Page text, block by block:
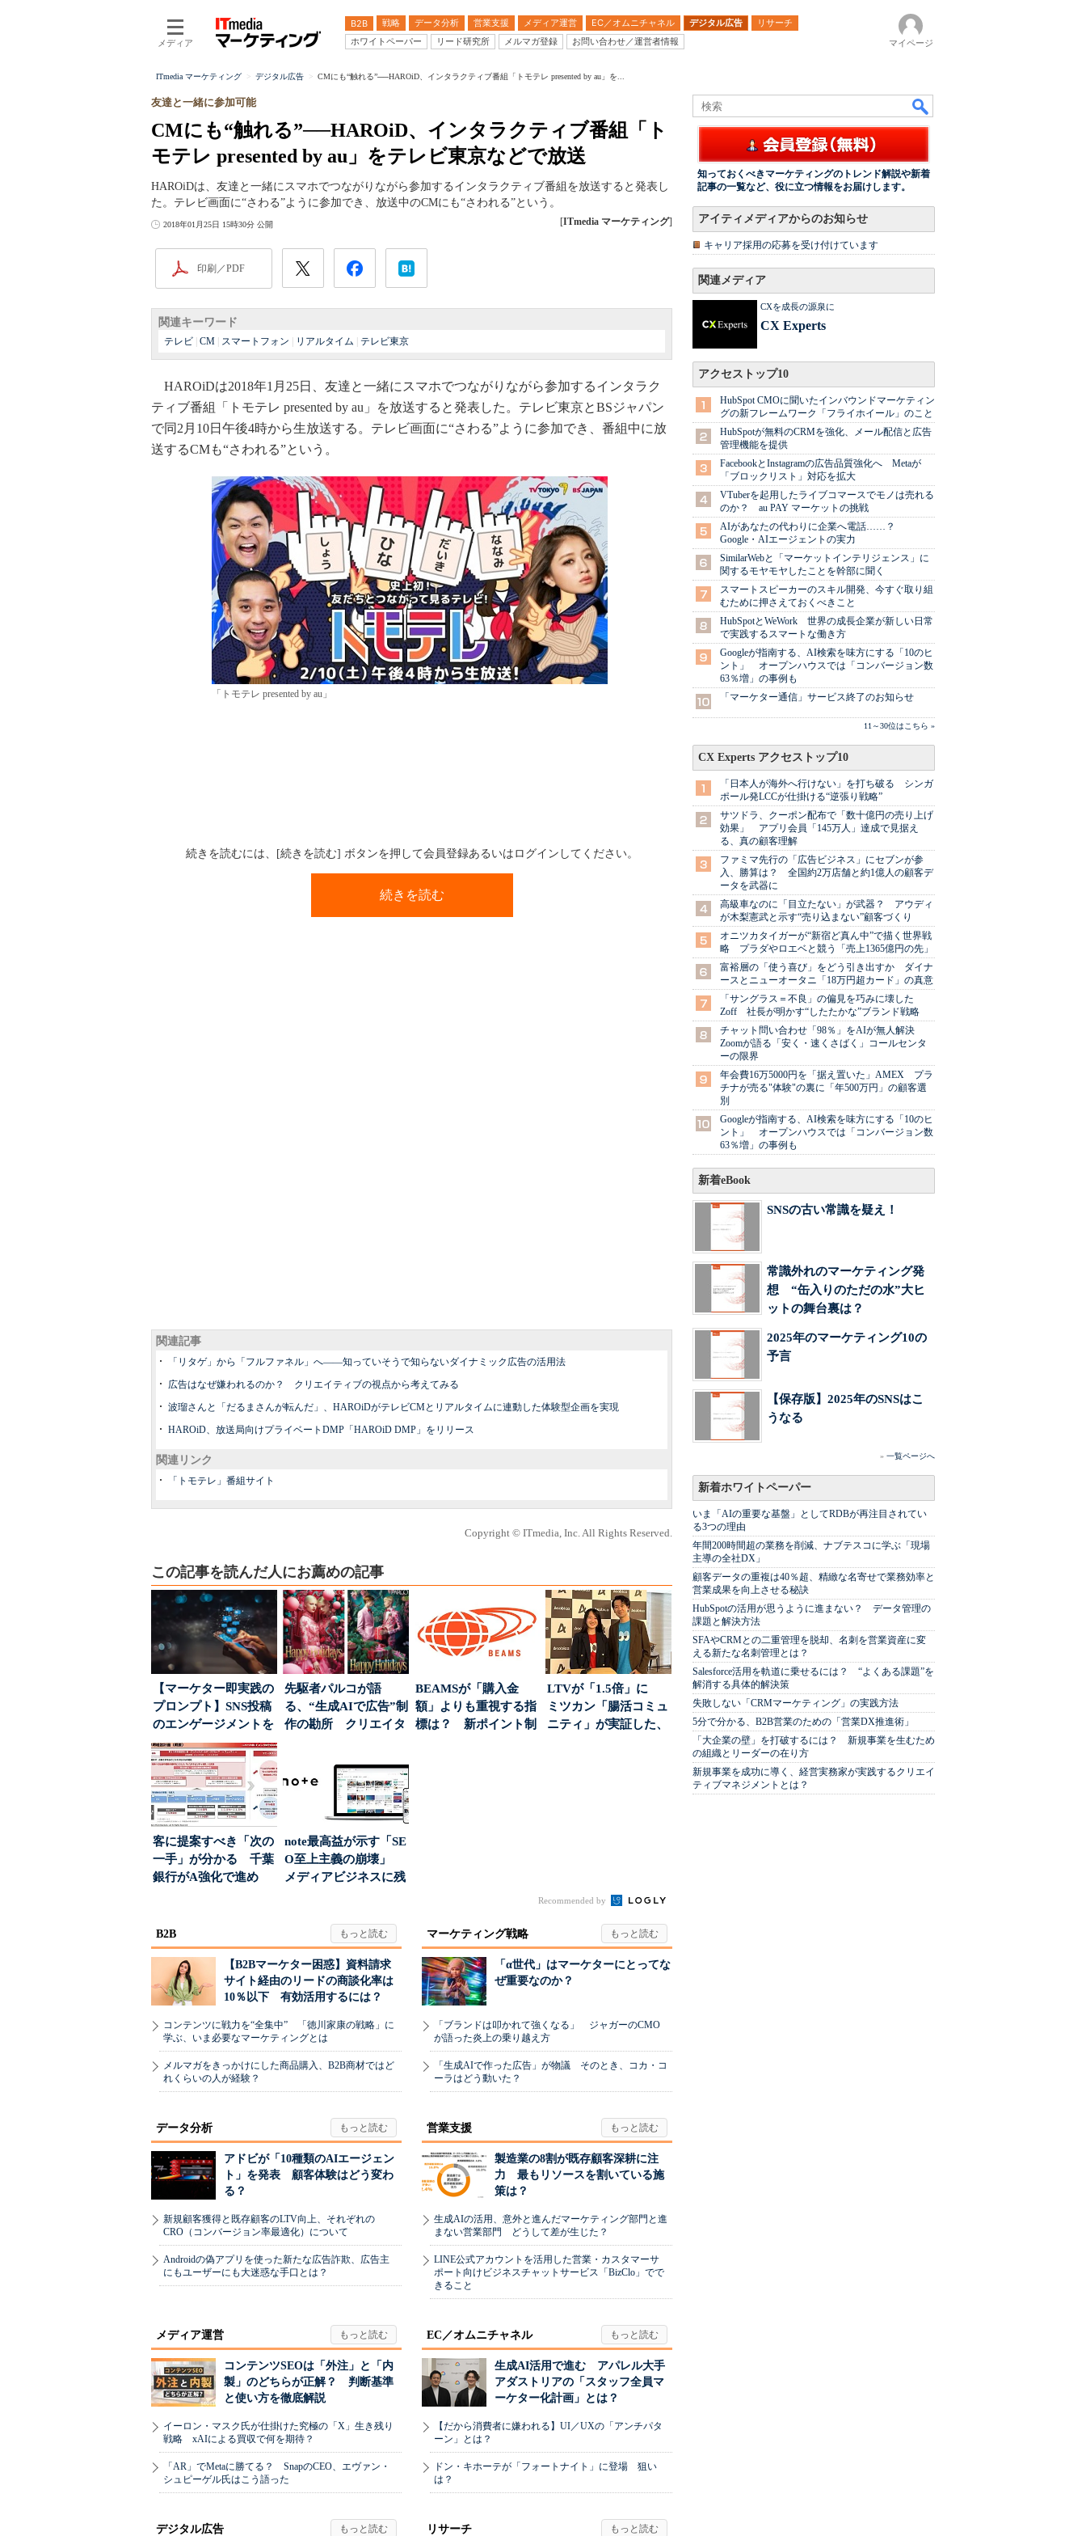
メディア
B2B 戦略 データ分析 営業支援 メディア運営 EC／オムニチャネル デジタル広告
リサーチ
ホワイトペーパー
リード研究所 メルマガ登録 お問い合わせ／運営者情報 マイページ
ITmedia マーケティング デジタル広告 CMにも“触れる”──HAROiD、インタラクティブ番組「トモテレ presented by au」を...
CMにも“触れる”──HAROiD、インタラクティブ番組「ト
モテレ presented by au」をテレビ東京などで放送
友達と一緒に参加可能
HAROiDは、友達と一緒にスマホでつながりながら参加するインタラクティブ番組を放送すると発表し
た。テレビ画面に“さわる”ように参加でき、放送中のCMにも“さわれる”という。
2018年01月25日 15時30分 公開 [ITmedia マーケティング]
印刷／PDF
関連キーワード
テレビ CM スマートフォン リアルタイム テレビ東京
HAROiDは2018年1月25日、友達と一緒にスマホでつながりながら参加するインタラク
ティブ番組「トモテレ presented by au」を放送すると発表した。テレビ東京とBSジャパン
で同2月10日午後4時から生放送する。テレビ画面に“さわる”ように参加でき、番組中に放
送するCMも“さわれる”という。
「トモテレ presented by au」
続きを読むには、[続きを読む] ボタンを押して会員登録あるいはログインしてください。
続きを読む
関連記事
「リタゲ」から「フルファネル」へ――知っていそうで知らないダイナミック広告の活用法
広告はなぜ嫌われるのか？ クリエイティブの視点から考えてみる
波瑠さんと「だるまさんが転んだ」、HAROiDがテレビCMとリアルタイムに連動した体験型企画を実現
HAROiD、放送局向けプライベートDMP「HAROiD DMP」をリリース
関連リンク
「トモテレ」番組サイト
Copyright © ITmedia, Inc. All Rights Reserved.
この記事を読んだ人にお薦めの記事
【マーケター即実践の
プロンプト】SNS投稿
のエンゲージメントを
高めるAI活用、ポ...
先駆者パルコが語
る、“生成AIで広告”制
作の勘所 クリエイタ
BEAMSが「購入金
額」よりも重視する指
標は？ 新ポイント制
LTVが「1.5倍」に
ミツカン「腸活コミュ
ニティ」が実証した、
客に提案すべき「次の
一手」が分かる 千葉
銀行がA強化で進め
note最高益が示す「SE
O至上主義の崩壊」
メディアビジネスに残
Recommended by
B2B
【B2Bマーケター困惑】資料請求
サイト経由のリードの商談化率は
10％以下 有効活用するには？
コンテンツに戦力を“全集中” 「徳川家康の戦略」に
学ぶ、いま必要なマーケティングとは
メルマガをきっかけにした商品購入、B2B商材ではど
れくらいの人が経験？
マーケティング戦略
「α世代」はマーケターにとってな
ぜ重要なのか？
「ブランドは叩かれて強くなる」 ジャガーのCMO
が語った炎上の乗り越え方
「生成AIで作った広告」が物議 そのとき、コカ・コ
ーラはどう動いた？
データ分析
アドビが「10種類のAIエージェン
ト」を発表 顧客体験はどう変わ
る？
新規顧客獲得と既存顧客のLTV向上、それぞれの
CRO（コンバージョン率最適化）について
Androidの偽アプリを使った新たな広告詐欺、広告主
にもユーザーにも大迷惑な手口とは？
営業支援
製造業の8割が既存顧客深耕に注
力 最もリソースを割いている施
策は？
生成AIの活用、意外と進んだマーケティング部門と進
まない営業部門 どうして差が生じた？
LINE公式アカウントを活用した営業・カスタマーサ
ポート向けビジネスチャットサービス「BizClo」でで
きること
メディア運営
コンテンツSEOは「外注」と「内
製」のどちらが正解？ 判断基準
と使い方を徹底解説
イーロン・マスク氏が仕掛けた究極の「X」生き残り
戦略 xAIによる買収で何を期待？
「AR」でMetaに勝てる？ SnapのCEO、エヴァン・
シュピーゲル氏はこう語った
EC／オムニチャネル
生成AI活用で進む アパレル大手
アダストリアの「スタッフ全員マ
ーケター化計画」とは？
【だから消費者に嫌われる】UI／UXの「アンチパタ
ーン」とは？
ドン・キホーテが「フォートナイト」に登場 狙い
は？
デジタル広告 リサーチ
知っておくべきマーケティングのトレンド解説や新着
記事の一覧など、役に立つ情報をお届けします。
アイティメディアからのお知らせ
キャリア採用の応募を受け付けています
関連メディア
CXを成長の源泉に
CX Experts
アクセストップ10
HubSpot CMOに聞いたインバウンドマーケティン
グの新フレームワーク「フライホイール」のこと
HubSpotが無料のCRMを強化、メール配信と広告
管理機能を提供
FacebookとInstagramの広告品質強化へ Metaが
「ブロックリスト」対応を拡大
VTuberを起用したライブコマースでモノは売れる
のか？ au PAY マーケットの挑戦
AIがあなたの代わりに企業へ電話……？
Google・AIエージェントの実力
SimilarWebと「マーケットインテリジェンス」に
関するモヤモヤしたことを幹部に聞く
スマートスピーカーのスキル開発、今すぐ取り組
むために押さえておくべきこと
HubSpotとWeWork 世界の成長企業が新しい日常
で実践するスマートな働き方
Googleが指南する、AI検索を味方にする「10のヒ
ント」 オープンハウスでは「コンバージョン数
63％増」の事例も
「マーケター通信」サービス終了のお知らせ
11～30位はこちら »
CX Experts アクセストップ10
「日本人が海外へ行けない」を打ち破る シンガ
ポール発LCCが仕掛ける“逆張り戦略”
サツドラ、クーポン配布で「数十億円の売り上げ
効果」 アプリ会員「145万人」達成で見据え
る、真の顧客理解
ファミマ先行の「広告ビジネス」にセブンが参
入、勝算は？ 全国約2万店舗と約1億人の顧客デ
ータを武器に
高級車なのに「目立たない」が武器？ アウディ
が木梨憲武と示す“売り込まない”顧客づくり
オニツカタイガーが“新宿ど真ん中”で描く世界戦
略 プラダやロエベと競う「売上1365億円の先」
富裕層の「使う喜び」をどう引き出すか ダイナ
ースとニューオータニ「18万円超カード」の真意
「サングラス＝不良」の偏見を巧みに壊した
Zoff 社長が明かす“したたかな”ブランド戦略
チャット問い合わせ「98％」をAIが無人解決
Zoomが語る「安く・速くさばく」コールセンタ
ーの限界
年会費16万5000円を「据え置いた」AMEX プラ
チナが売る"体験"の裏に「年500万円」の顧客選
別
Googleが指南する、AI検索を味方にする「10のヒ
ント」 オープンハウスでは「コンバージョン数
63％増」の事例も
新着eBook
SNSの古い常識を疑え！
常識外れのマーケティング発
想 “缶入りのただの水”大ヒ
ットの舞台裏は？
2025年のマーケティング10の
予言
【保存版】2025年のSNSはこ
うなる
» 一覧ページへ
新着ホワイトペーパー
いま「AIの重要な基盤」としてRDBが再注目されてい
る3つの理由
年間200時間超の業務を削減、ナブテスコに学ぶ「現場
主導の全社DX」
顧客データの重複は40％超、精緻な名寄せで業務効率と
営業成果を向上させる秘訣
HubSpotの活用が思うように進まない？ データ管理の
課題と解決方法
SFAやCRMとの二重管理を脱却、名刺を営業資産に変
える新たな名刺管理とは？
Salesforce活用を軌道に乗せるには？ “よくある課題”を
解消する具体的解決策
失敗しない「CRMマーケティング」の実践方法
5分で分かる、B2B営業のための「営業DX推進術」
「大企業の壁」を打破するには？ 新規事業を生むため
の組織とリーダーの在り方
新規事業を成功に導く、経営実務家が実践するクリエイ
ティブマネジメントとは？